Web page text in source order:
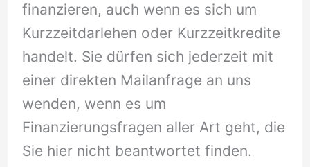
finanzieren, auch wenn es sich um
Kurzzeitdarlehen oder Kurzzeitkredite
handelt. Sie dürfen sich jederzeit mit
einer direkten Mailanfrage an uns
wenden, wenn es um
Finanzierungsfragen aller Art geht, die
Sie hier nicht beantwortet finden.